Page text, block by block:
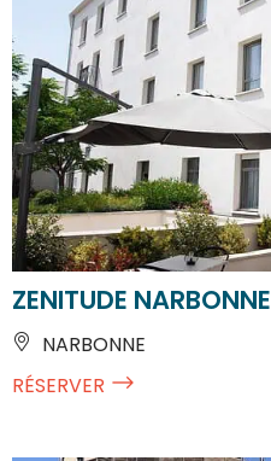
ZENITUDE NARBONNE
NARBONNE
RÉSERVER